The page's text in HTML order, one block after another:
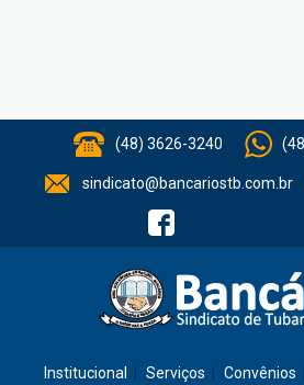
(48) 3626-3240
sindicato@bancariostb.com.br
Institucional Serviços Convênios